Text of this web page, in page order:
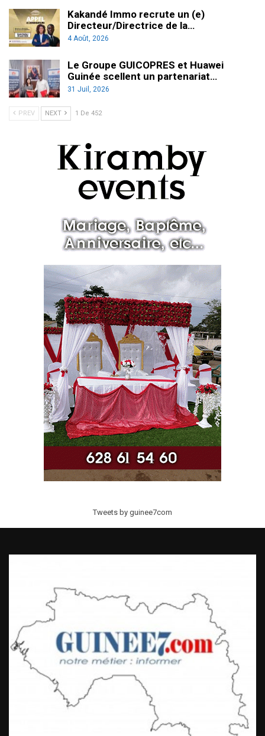
Kakandé Immo recrute un (e)
Directeur/Directrice de la…
4 Août, 2026
Le Groupe GUICOPRES et Huawei
Guinée scellent un partenariat…
31 Juil, 2026
PREV NEXT 1 De 452
Tweets by guinee7com